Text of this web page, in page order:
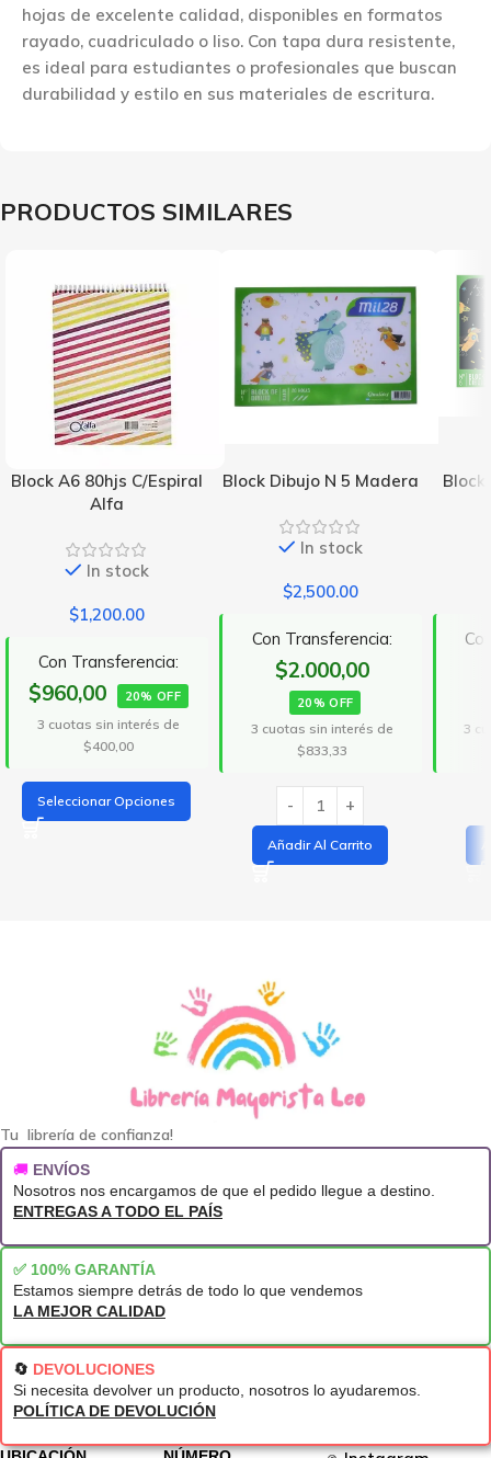
hojas de excelente calidad, disponibles en formatos
rayado, cuadriculado o liso. Con tapa dura resistente,
es ideal para estudiantes o profesionales que buscan
durabilidad y estilo en sus materiales de escritura.
PRODUCTOS SIMILARES
Block A6 80hjs C/Espiral
Alfa
In stock
$1,200.00
Con Transferencia:
$960,00 20% OFF
3 cuotas sin interés de
$400,00
Seleccionar Opciones
Block Dibujo N 5 Madera
In stock
$2,500.00
Con Transferencia:
$2.000,00
20% OFF
3 cuotas sin interés de
$833,33
Añadir Al Carrito
Block
3
Tu librería de confianza!
🚚 ENVÍOS
Nosotros nos encargamos de que el pedido llegue a destino.
ENTREGAS A TODO EL PAÍS
✅ 100% GARANTÍA
Estamos siempre detrás de todo lo que vendemos
LA MEJOR CALIDAD
🔄 DEVOLUCIONES
Si necesita devolver un producto, nosotros lo ayudaremos.
POLÍTICA DE DEVOLUCIÓN